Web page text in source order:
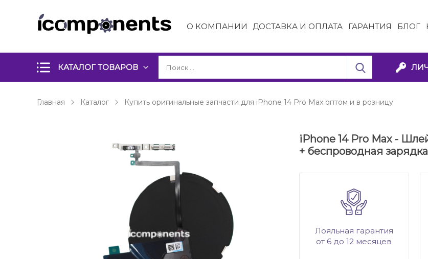
О КОМПАНИИ ДОСТАВКА И ОПЛАТА ГАРАНТИЯ БЛОГ
КАТАЛОГ ТОВАРОВ
Главная Каталог Купить оригинальные запчасти для iPhone 14 Pro Max оптом и в розницу
iPhone 14 Pro Max -
+ беспроводная
Лояльная гарантия
от 6 до 12 месяцев